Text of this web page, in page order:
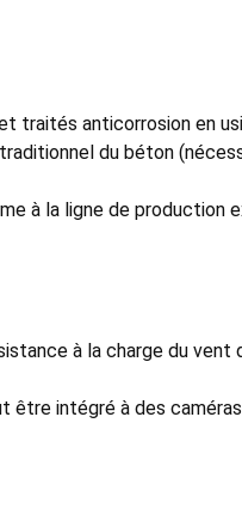
traités anticorrosion en
du béton
à la ligne de production
à la charge du vent
être intégré à des